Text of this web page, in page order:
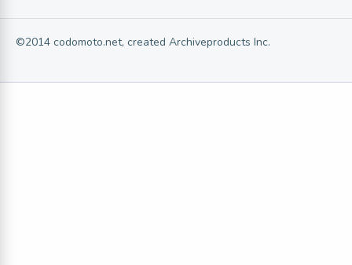
©2014 codomoto.net, created Archiveproducts Inc.